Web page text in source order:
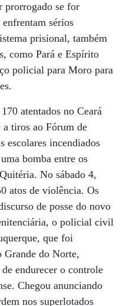
prorrogado se for
enfrentam sérios
prisional, também
como Pará e Espírito
policial para Moro para
atentados no Ceará
tiros ao Fórum de
escolares incendiados
bomba entre os
No sábado 4,
atos de violência. Os
de posse do novo
o policial civil
que foi
Grande do Norte,
endurecer o controle
Chegou anunciando
nos superlotados